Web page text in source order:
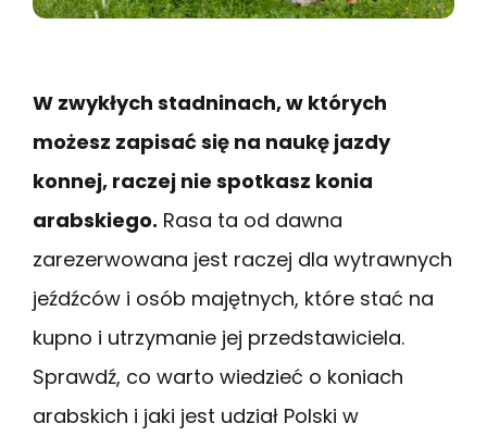
W zwykłych stadninach, w których
możesz zapisać się na naukę jazdy
konnej, raczej nie spotkasz konia
arabskiego. Rasa ta od dawna
zarezerwowana jest raczej dla wytrawnych
jeźdźców i osób majętnych, które stać na
kupno i utrzymanie jej przedstawiciela.
Sprawdź, co warto wiedzieć o koniach
arabskich i jaki jest udział Polski w